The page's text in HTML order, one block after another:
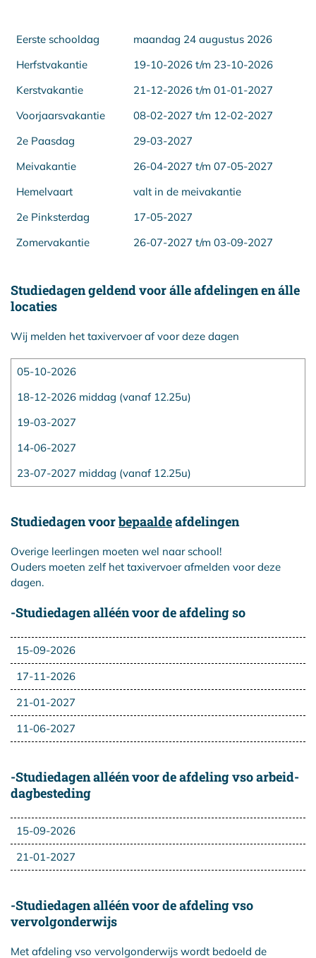
Eerste schooldag
maandag 24 augustus 2026
Herfstvakantie
19-10-2026 t/m 23-10-2026
Kerstvakantie
21-12-2026 t/m 01-01-2027
Voorjaarsvakantie
08-02-2027 t/m 12-02-2027
2e Paasdag
29-03-2027
Meivakantie
26-04-2027 t/m 07-05-2027
Hemelvaart
valt in de meivakantie
2e Pinksterdag
17-05-2027
Zomervakantie
26-07-2027 t/m 03-09-2027
Studiedagen geldend voor álle afdelingen en álle
locaties
Wij melden het taxivervoer af voor deze dagen
05-10-2026
18-12-2026 middag (vanaf 12.25u)
19-03-2027
14-06-2027
23-07-2027 middag (vanaf 12.25u)
Studiedagen voorbepaaldeafdelingen
Overige leerlingen moeten wel naar school!
Ouders moeten zelf het taxivervoer afmelden voor deze
dagen.
-Studiedagen alléén voor de afdeling so
15-09-2026
17-11-2026
21-01-2027
11-06-2027
-Studiedagen alléén voor de afdeling vso arbeid-
dagbesteding
15-09-2026
21-01-2027
-Studiedagen alléén voor de afdeling vso
vervolgonderwijs
Met afdeling vso vervolgonderwijs wordt bedoeld de